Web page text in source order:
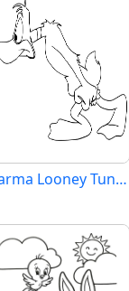
Zdarma Looney Tunes pro děti